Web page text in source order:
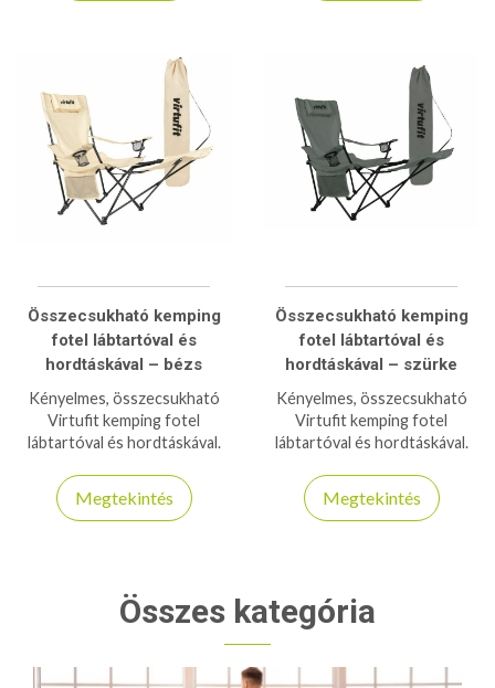
Összecsukható kemping
fotel lábtartóval és
hordtáskával – bézs
Kényelmes, összecsukható
Virtufit kemping fotel
lábtartóval és hordtáskával.
pihenéshez kempingezés vagy
strandolás közben.
Megtekintés
Összecsukható kemping
fotel lábtartóval és
hordtáskával – szürke
Kényelmes, összecsukható
Virtufit kemping fotel
lábtartóval és hordtáskával.
pihenéshez kempingezés vagy
strandolás közben.
Megtekintés
Összes kategória